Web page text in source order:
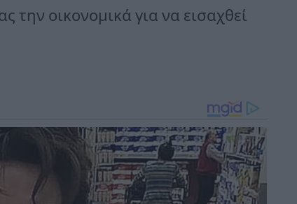
την οικονομικά για να εισαχθεί